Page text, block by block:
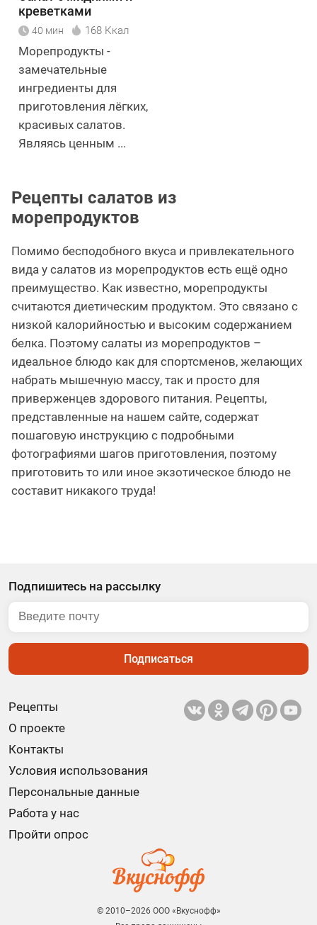
креветками
40 мин 168 Ккал
Морепродукты -
замечательные
ингредиенты для
приготовления лёгких,
красивых салатов.
Являясь ценным ...
Рецепты салатов из
морепродуктов
Помимо бесподобного вкуса и привлекательного
вида у салатов из морепродуктов есть ещё одно
преимущество. Как известно, морепродукты
считаются диетическим продуктом. Это связано с
низкой калорийностью и высоким содержанием
белка. Поэтому салаты из морепродуктов –
идеальное блюдо как для спортсменов, желающих
набрать мышечную массу, так и просто для
приверженцев здорового питания. Рецепты,
представленные на нашем сайте, содержат
пошаговую инструкцию с подробными
фотографиями шагов приготовления, поэтому
приготовить то или иное экзотическое блюдо не
составит никакого труда!
Рецепты
О проекте
Контакты
Условия использования
Персональные данные
Работа у нас
Пройти опрос
Подпишитесь на рассылку
Подписаться
© 2010–2026 ООО «Вкуснофф»